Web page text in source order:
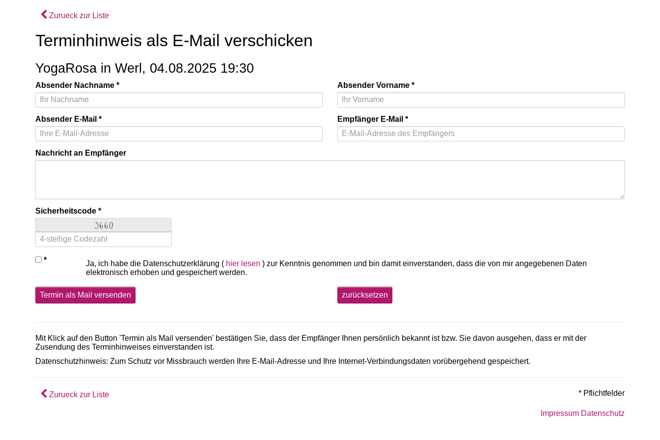
Zurueck zur Liste
Terminhinweis als E-Mail verschicken
YogaRosa in Werl, 04.08.2025 19:30
Absender Nachname Absender Vorname
Absender E-Mail Empfänger E-Mail
Nachricht an Empfänger
Sicherheitscode
Ja, ich habe die Datenschutzerklärung ( hier lesen ) zur Kenntnis genommen und bin damit einverstanden, dass die von mir angegebenen Daten
elektronisch erhoben und gespeichert werden.
Termin als Mail versenden zurücksetzen
Mit Klick auf den Button 'Termin als Mail versenden' bestätigen Sie, dass der Empfänger Ihnen persönlich bekannt ist bzw. Sie davon ausgehen, dass er mit der
Zusendung des Terminhinweises einverstanden ist.
Datenschutzhinweis: Zum Schutz vor Missbrauch werden Ihre E-Mail-Adresse und Ihre Internet-Verbindungsdaten vorübergehend gespeichert.
Zurueck zur Liste * Pflichtfelder
Impressum Datenschutz